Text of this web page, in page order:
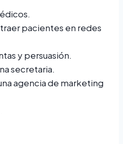
pacientes en redes
y persuasión.
secretaria.
agencia de marketing